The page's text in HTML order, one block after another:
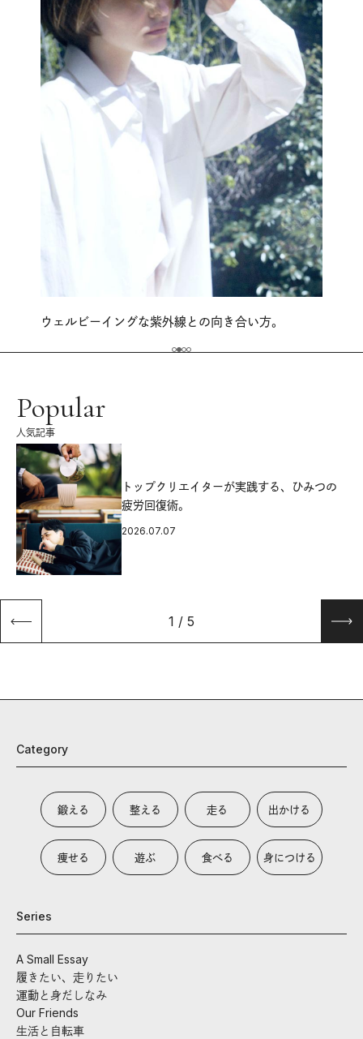
ウェルビーイングな紫外線との向き合い方。
Popular
人気記事
トップクリエイターが実践する、ひみつの
疲労回復術。
2026.07.07
1 / 5
Category
鍛える 整える 走る 出かける
痩せる 遊ぶ 食べる 身につける
Series
A Small Essay
履きたい、走りたい
運動と身だしなみ
Our Friends
生活と自転車